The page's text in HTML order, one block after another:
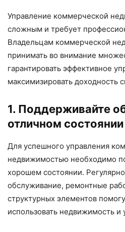
Управление коммерческой
сложным и требует
Владельцам коммерческой
принимать во внимание
гарантировать эффективное
максимизировать доходность
1. Поддерживайте
отличном состоянии
Для успешного управления
недвижимостью необходимо
хорошем состоянии.
обслуживание, ремонтные
структурных элементов
использовать недвижимость и